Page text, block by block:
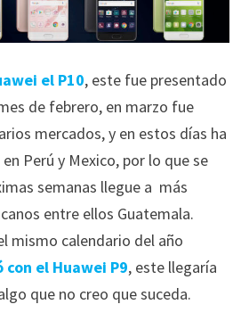
el P10, este fue presentado
de febrero, en marzo fue
mercados, y en estos días ha
Perú y Mexico, por lo que se
semanas llegue a más
entre ellos Guatemala.
mismo calendario del año
con el Huawei P9, este llegaría
que no creo que suceda.